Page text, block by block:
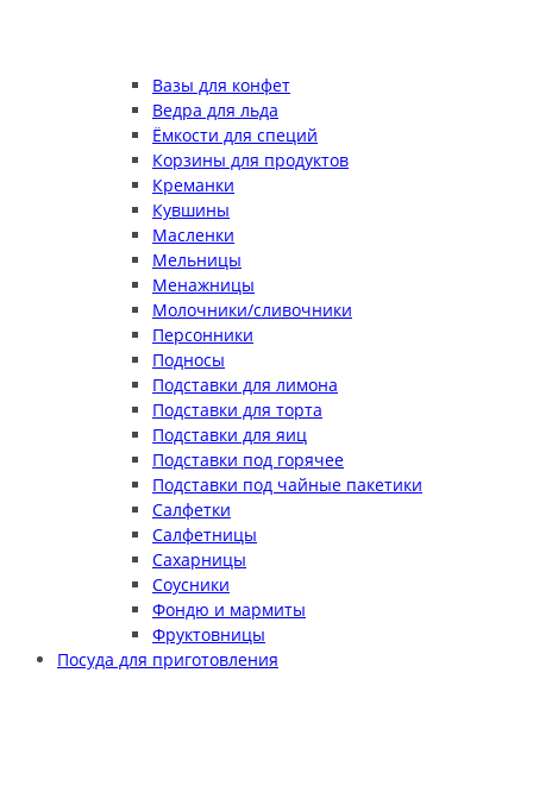
Вазы для конфет
Ведра для льда
Ёмкости для специй
Корзины для продуктов
Креманки
Кувшины
Масленки
Мельницы
Менажницы
Молочники/сливочники
Персонники
Подносы
Подставки для лимона
Подставки для торта
Подставки для яиц
Подставки под горячее
Подставки под чайные пакетики
Салфетки
Салфетницы
Сахарницы
Соусники
Фондю и мармиты
Фруктовницы
Посуда для приготовления